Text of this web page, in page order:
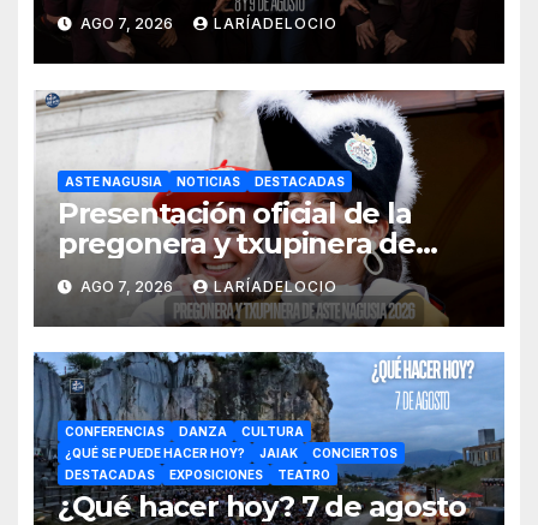
AGO 7, 2026 LARÍADELOCIO
ASTE NAGUSIA NOTICIAS DESTACADAS
Presentación oficial de la
pregonera y txupinera de
Aste Nagusia 2026
AGO 7, 2026 LARÍADELOCIO
CONFERENCIAS DANZA
CULTURA
¿QUÉ SE PUEDE HACER HOY?
JAIAK
CONCIERTOS
DESTACADAS
EXPOSICIONES TEATRO
¿Qué hacer hoy? 7 de agosto